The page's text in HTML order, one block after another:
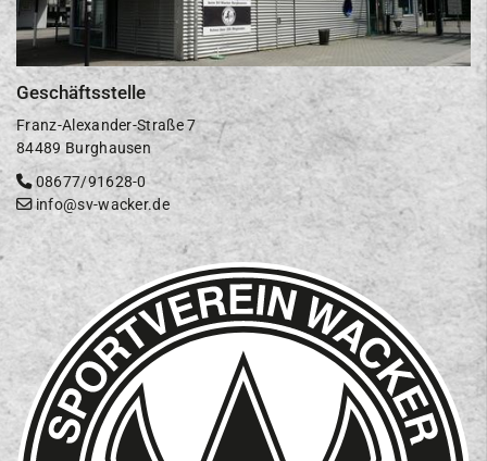
Geschäftsstelle
Franz-Alexander-Straße 7
84489 Burghausen
08677/91628-0
info@sv-wacker.de